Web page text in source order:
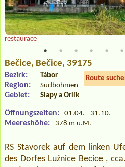
restaurace
Bečice, Bečice, 39175
Route
Bezirk: Tábor
Region: Südböhmen
Gebiet: Slapy a Orlík
Öffnungszeiten: 01.04. - 31.10.
Meereshöhe:
378 m ü.M.
RS Stavorek auf dem linken
des Dorfes Lužnice Becice ,